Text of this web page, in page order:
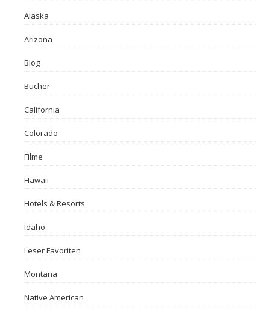
Alaska
Arizona
Blog
Bücher
California
Colorado
Filme
Hawaii
Hotels & Resorts
Idaho
Leser Favoriten
Montana
Native American